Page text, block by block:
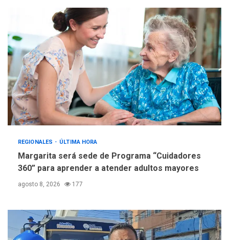
trabajan en diplomado para
creación y manejo de
estadísticas de turismo
REGIONALES ÚLTIMA HORA
Margarita será sede de Programa “Cuidadores
360” para aprender a atender adultos mayores
agosto 8, 2026 177